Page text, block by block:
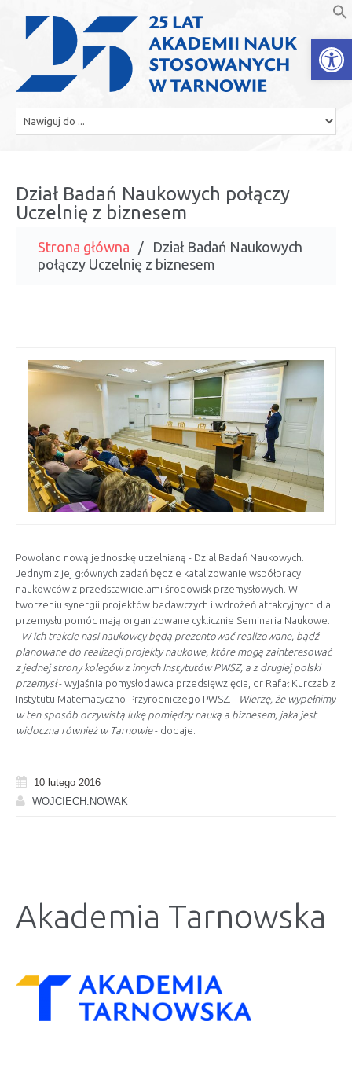
Dział Badań Naukowych połączy
Uczelnię z biznesem
Strona główna
Dział Badań Naukowych
połączy Uczelnię z biznesem
Powołano nową jednostkę uczelnianą - Dział Badań Naukowych.
Jednym z jej głównych zadań będzie katalizowanie współpracy
naukowców z przedstawicielami środowisk przemysłowych. W
tworzeniu synergii projektów badawczych i wdrożeń atrakcyjnych dla
przemysłu pomóc mają organizowane cyklicznie Seminaria Naukowe.
- W ich trakcie nasi naukowcy będą prezentować realizowane, bądź
planowane do realizacji projekty naukowe, które mogą zainteresować
z jednej strony kolegów z innych Instytutów PWSZ, a z drugiej polski
przemysł- wyjaśnia pomysłodawca przedsięwzięcia, dr Rafał Kurczab z
Instytutu Matematyczno-Przyrodniczego PWSZ. - Wierzę, że wypełnimy
w ten sposób oczywistą lukę pomiędzy nauką a biznesem, jaka jest
widoczna również w Tarnowie- dodaje.
10 lutego 2016
WOJCIECH.NOWAK
Akademia Tarnowska